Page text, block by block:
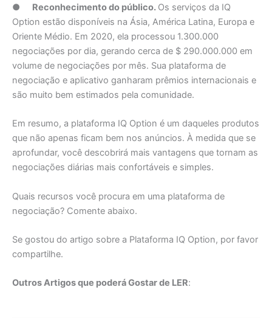
● Reconhecimento do público. Os serviços da IQ
Option estão disponíveis na Ásia, América Latina, Europa e
Oriente Médio. Em 2020, ela processou 1.300.000
negociações por dia, gerando cerca de $ 290.000.000 em
volume de negociações por mês. Sua plataforma de
negociação e aplicativo ganharam prêmios internacionais e
são muito bem estimados pela comunidade.
Em resumo, a plataforma IQ Option é um daqueles produtos
que não apenas ficam bem nos anúncios. À medida que se
aprofundar, você descobrirá mais vantagens que tornam as
negociações diárias mais confortáveis e simples.
Quais recursos você procura em uma plataforma de
negociação? Comente abaixo.
Se gostou do artigo sobre a Plataforma IQ Option, por favor
compartilhe.
Outros Artigos que poderá Gostar de LER: